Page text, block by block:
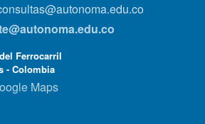
Ferrocarril
- Colombia
Maps